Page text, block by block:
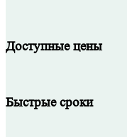
Доступные цены
Быстрые сроки